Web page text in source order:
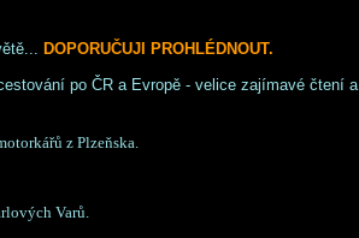
DOPORUČUJI PROHLÉDNOUT.
po ČR a Evropě - velice zajímavé čtení
z Plzeňska.
Varů.